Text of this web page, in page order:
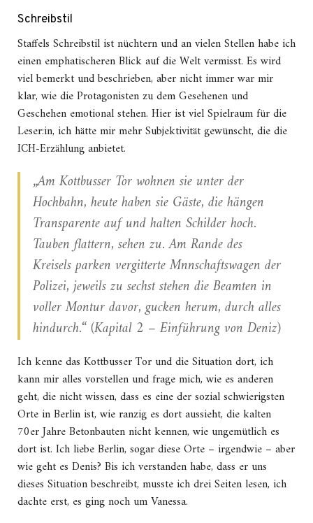
Schreibstil
Staffels Schreibstil ist nüchtern und an vielen Stellen habe ich
einen emphatischeren Blick auf die Welt vermisst. Es wird
viel bemerkt und beschrieben, aber nicht immer war mir
klar, wie die Protagonisten zu dem Gesehenen und
Geschehen emotional stehen. Hier ist viel Spielraum für die
Leser:in, ich hätte mir mehr Subjektivität gewünscht, die die
ICH-Erzählung anbietet.
„Am Kottbusser Tor wohnen sie unter der
Hochbahn, heute haben sie Gäste, die hängen
Transparente auf und halten Schilder hoch.
Tauben flattern, sehen zu. Am Rande des
Kreisels parken vergitterte Mnnschaftswagen der
Polizei, jeweils zu sechst stehen die Beamten in
voller Montur davor, gucken herum, durch alles
hindurch.“ (Kapital 2 – Einführung von Deniz)
Ich kenne das Kottbusser Tor und die Situation dort, ich
kann mir alles vorstellen und frage mich, wie es anderen
geht, die nicht wissen, dass es eine der sozial schwierigsten
Orte in Berlin ist, wie ranzig es dort aussieht, die kalten
70er Jahre Betonbauten nicht kennen, wie ungemütlich es
dort ist. Ich liebe Berlin, sogar diese Orte – irgendwie – aber
wie geht es Denis? Bis ich verstanden habe, dass er uns
dieses Situation beschreibt, musste ich drei Seiten lesen, ich
dachte erst, es ging noch um Vanessa.